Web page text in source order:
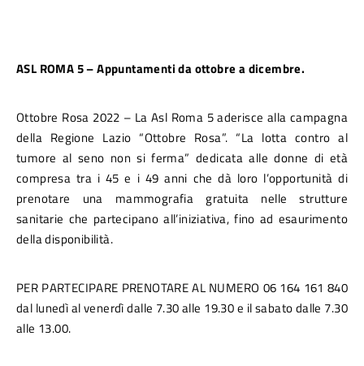
ASL ROMA 5 – Appuntamenti da ottobre a dicembre.
Ottobre Rosa 2022 – La Asl Roma 5 aderisce alla campagna
della Regione Lazio “Ottobre Rosa”. “La lotta contro al
tumore al seno non si ferma” dedicata alle donne di età
compresa tra i 45 e i 49 anni che dà loro l’opportunità di
prenotare una mammografia gratuita nelle strutture
sanitarie che partecipano all’iniziativa, fino ad esaurimento
della disponibilità.
PER PARTECIPARE PRENOTARE AL NUMERO 06 164 161 840
dal lunedì al venerdì dalle 7.30 alle 19.30 e il sabato dalle 7.30
alle 13.00.